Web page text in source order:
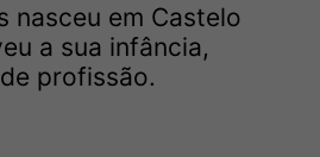
nasceu em Castelo
a sua infância,
profissão.